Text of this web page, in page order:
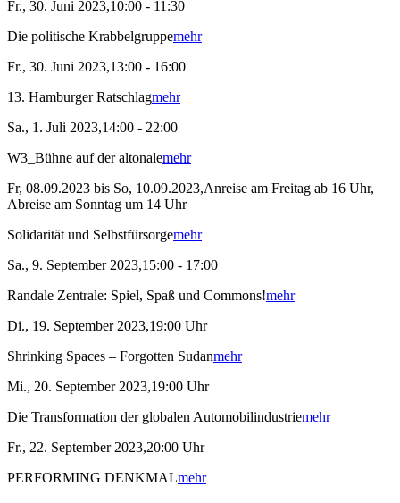
Fr., 30. Juni 2023,10:00 - 11:30
Die politische Krabbelgruppemehr
Fr., 30. Juni 2023,13:00 - 16:00
13. Hamburger Ratschlagmehr
Sa., 1. Juli 2023,14:00 - 22:00
W3_Bühne auf der altonalemehr
Fr, 08.09.2023 bis So, 10.09.2023,Anreise am Freitag ab 16 Uhr,
Abreise am Sonntag um 14 Uhr
Solidarität und Selbstfürsorgemehr
Sa., 9. September 2023,15:00 - 17:00
Randale Zentrale: Spiel, Spaß und Commons!mehr
Di., 19. September 2023,19:00 Uhr
Shrinking Spaces – Forgotten Sudanmehr
Mi., 20. September 2023,19:00 Uhr
Die Transformation der globalen Automobilindustriemehr
Fr., 22. September 2023,20:00 Uhr
PERFORMING DENKMALmehr